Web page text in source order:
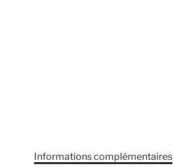
Informations complémentaires